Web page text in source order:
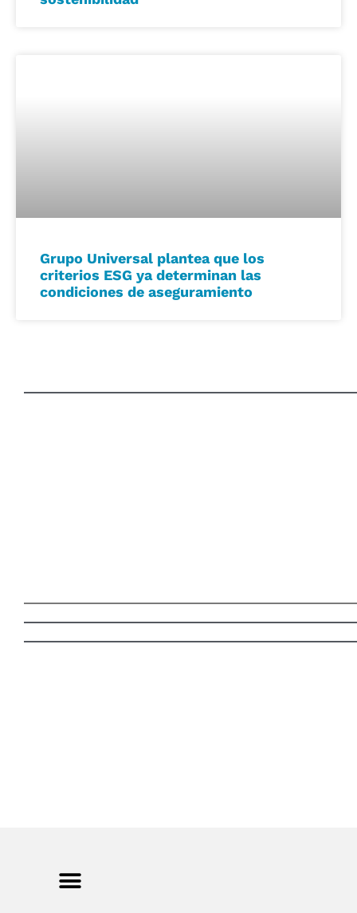
Grupo Universal plantea que los
criterios ESG ya determinan las
condiciones de aseguramiento